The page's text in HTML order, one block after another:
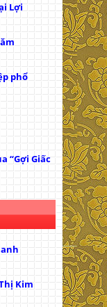
Lợi
phổ
“Gợi Giấc
Kim